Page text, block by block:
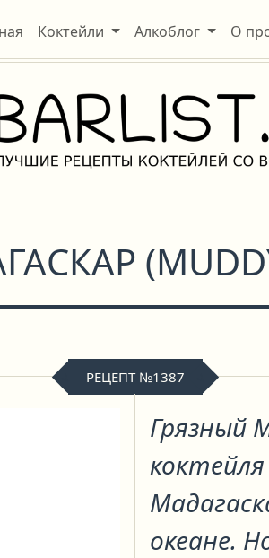
Коктейли Алкоблог О
(
РЕЦЕПТ №1387
Грязный
коктейля
океане.